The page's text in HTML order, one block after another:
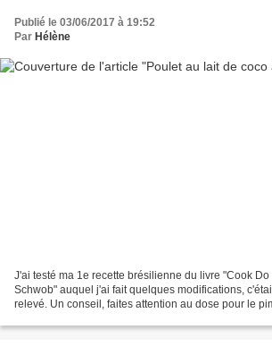
Publié le 03/06/2017 à 19:52
Par Hélène
J'ai testé ma 1e recette brésilienne du livre "Cook
Schwob" auquel j'ai fait quelques modifications,
relevé. Un conseil, faites attention au dose pour le